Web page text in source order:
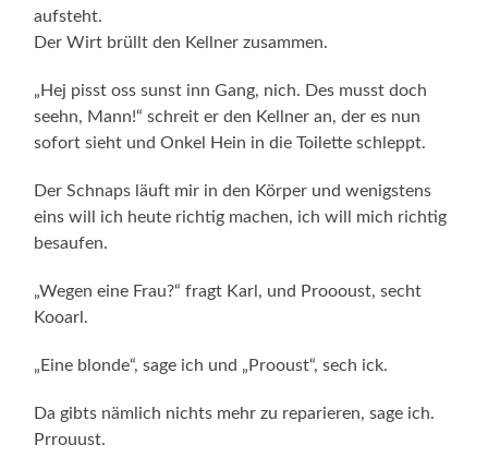
aufsteht.
Der Wirt brüllt den Kellner zusammen.
„Hej pisst oss sunst inn Gang, nich. Des musst doch
seehn, Mann!“ schreit er den Kellner an, der es nun
sofort sieht und Onkel Hein in die Toilette schleppt.
Der Schnaps läuft mir in den Körper und wenigstens
eins will ich heute richtig machen, ich will mich richtig
besaufen.
„Wegen eine Frau?“ fragt Karl, und Proooust, secht
Kooarl.
„Eine blonde“, sage ich und „Prooust“, sech ick.
Da gibts nämlich nichts mehr zu reparieren, sage ich.
Prrouust.